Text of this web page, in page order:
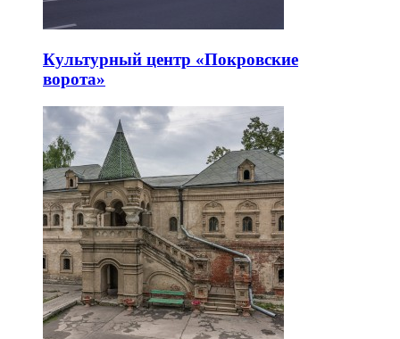
Культурный центр «Покровские
ворота»